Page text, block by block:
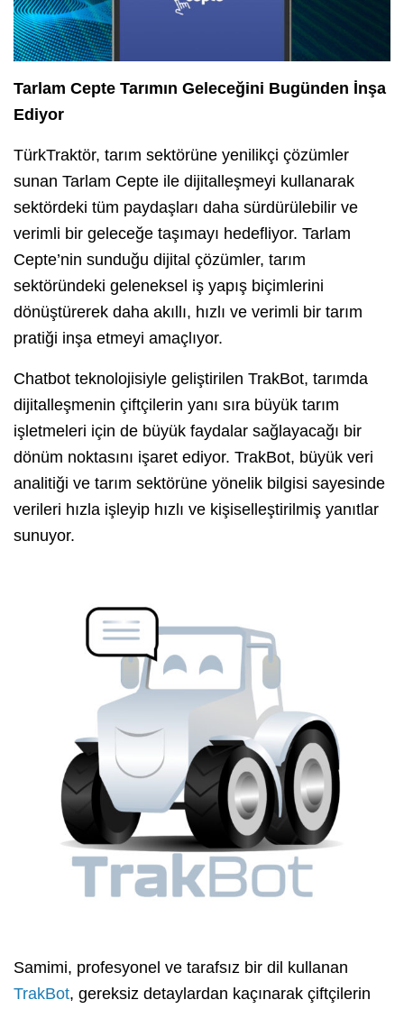
Tarlam Cepte Tarımın Geleceğini Bugünden İnşa
Ediyor
TürkTraktör, tarım sektörüne yenilikçi çözümler
sunan Tarlam Cepte ile dijitalleşmeyi kullanarak
sektördeki tüm paydaşları daha sürdürülebilir ve
verimli bir geleceğe taşımayı hedefliyor. Tarlam
Cepte’nin sunduğu dijital çözümler, tarım
sektöründeki geleneksel iş yapış biçimlerini
dönüştürerek daha akıllı, hızlı ve verimli bir tarım
pratiği inşa etmeyi amaçlıyor.
Chatbot teknolojisiyle geliştirilen TrakBot, tarımda
dijitalleşmenin çiftçilerin yanı sıra büyük tarım
işletmeleri için de büyük faydalar sağlayacağı bir
dönüm noktasını işaret ediyor. TrakBot, büyük veri
analitiği ve tarım sektörüne yönelik bilgisi sayesinde
verileri hızla işleyip hızlı ve kişiselleştirilmiş yanıtlar
sunuyor.
Samimi, profesyonel ve tarafsız bir dil kullanan
TrakBot, gereksiz detaylardan kaçınarak çiftçilerin